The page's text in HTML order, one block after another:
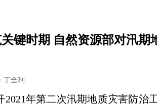
键时期 自然资源部对汛期
丁全利
2021年第二次汛期地质灾害防